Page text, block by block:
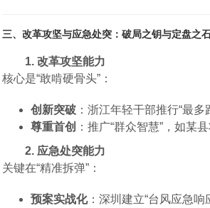
三、改革攻坚与应急处突：破局之钥与定盘之
1. 改革攻坚能力
核心是“敢啃硬骨头”：
创新突破 ：浙江年轻干部推行“最
尊重首创 ：推广“群众智慧”，如某
2. 应急处突能力
关键在“精准拆弹”：
预案实战化：深圳建立“台风应急响